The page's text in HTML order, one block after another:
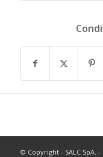
© Copyright - SALC SpA. -